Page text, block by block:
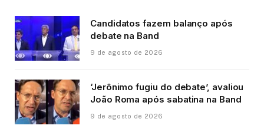
Candidatos fazem balanço após
debate na Band
9 de agosto de 2026
‘Jerônimo fugiu do debate’, avaliou
João Roma após sabatina na Band
9 de agosto de 2026